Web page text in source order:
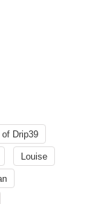
Drip39
Louise